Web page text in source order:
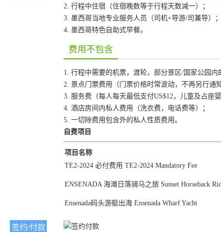
2. 行程中住宿（住宿晚数等于行程天数减一）；
3. 墨西哥当地专业服务人员（司机+导游/司兼导）
4. 墨西哥特色自助式早餐。
费用不包含
1. 行程中需要的机票，渡轮，部分景区/国家公园内
2. 景点门票费用（门票价格时常波动，不再另行通
3. 服务费（每人每天最低支付US$12，儿童及占座
4. 酒店房间内私人费用（洗衣费，电话费等）；
5. 一切除费用包含外的私人性质费用。
自费项目
项目名称
TE2-2024 必付费用 TE2-2024 Mandatory Fee
ENSENADA 海滩日落骑马之旅 Sunset Horseback
Ensenada码头游艇出海 Ensenada Wharf Yacht
签约/付款